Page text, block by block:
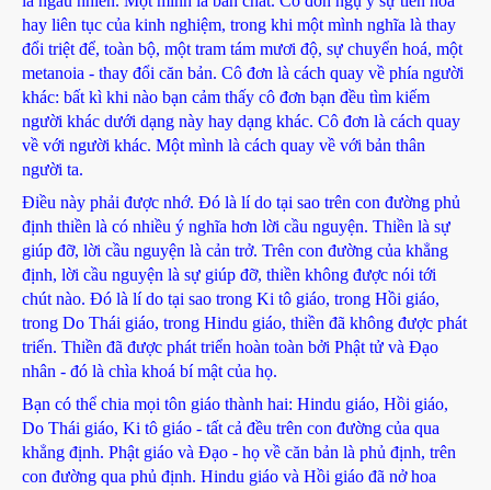
hay liên tục của kinh nghiệm, trong khi một mình nghĩa là thay
đổi triệt để, toàn bộ, một tram tám mươi độ, sự chuyển hoá, một
metanoia - thay đổi căn bản. Cô đơn là cách quay về phía người
khác: bất kì khi nào bạn cảm thấy cô đơn bạn đều tìm kiếm
người khác dưới dạng này hay dạng khác. Cô đơn là cách quay
về với người khác. Một mình là cách quay về với bản thân
người ta.
Điều này phải được nhớ. Đó là lí do tại sao trên con đường phủ
định thiền là có nhiều ý nghĩa hơn lời cầu nguyện. Thiền là sự
giúp đỡ, lời cầu nguyện là cản trở. Trên con đường của khẳng
định, lời cầu nguyện là sự giúp đỡ, thiền không được nói tới
chút nào. Đó là lí do tại sao trong Ki tô giáo, trong Hồi giáo,
trong Do Thái giáo, trong Hindu giáo, thiền đã không được phát
triển. Thiền đã được phát triển hoàn toàn bởi Phật tử và Đạo
nhân - đó là chìa khoá bí mật của họ.
Bạn có thể chia mọi tôn giáo thành hai: Hindu giáo, Hồi giáo,
Do Thái giáo, Ki tô giáo - tất cả đều trên con đường của qua
khẳng định. Phật giáo và Đạo - họ về căn bản là phủ định, trên
con đường qua phủ định. Hindu giáo và Hồi giáo đã nở hoa